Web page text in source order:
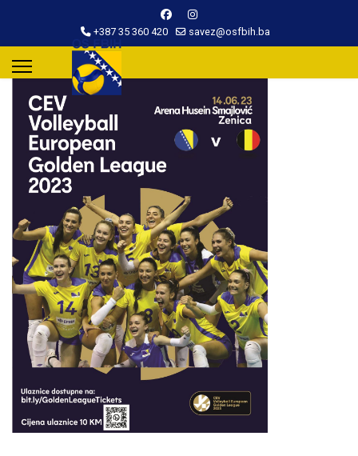
+387 35 360 420 savez@osfbih.ba